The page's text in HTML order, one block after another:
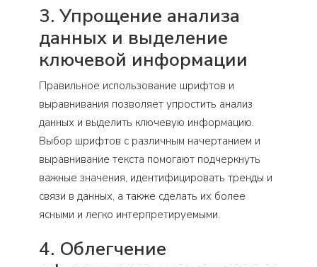
3. Упрощение анализа
данных и выделение
ключевой информации
Правильное использование шрифтов и
выравнивания позволяет упростить анализ
данных и выделить ключевую информацию.
Выбор шрифтов с различным начертанием и
выравнивание текста помогают подчеркнуть
важные значения, идентифицировать тренды и
связи в данных, а также сделать их более
ясными и легко интерпретируемыми.
4. Облегчение